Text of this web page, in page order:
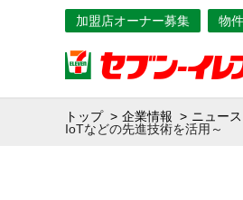
加盟店オーナー募集 物
トップ 企業情報 ニュー
IoTなどの先進技術を活用～